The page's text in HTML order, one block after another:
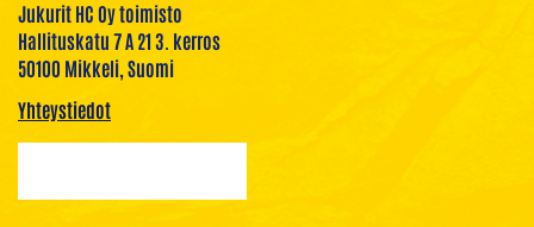
Jukurit HC Oy toimisto
Hallituskatu 7 A 21 3. kerros
50100 Mikkeli, Suomi
Yhteystiedot